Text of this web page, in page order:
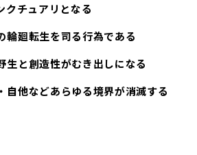
チュアリとなる
輪廻転生を司る行為である
生と創造性がむき出しになる
自他などあらゆる境界が消滅する